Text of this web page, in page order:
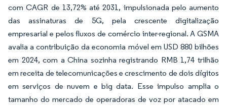
com CAGR de 13,72% até 2031, impulsionada pelo aumento
das assinaturas de 5G, pela crescente digitalização
empresarial e pelos fluxos de comércio inter-regional. A GSMA
avalia a contribuição da economia móvel em USD 880 bilhões
em 2024, com a China sozinha registrando RMB 1,74 trilhão
em receita de telecomunicações e crescimento de dois dígitos
em serviços de nuvem e big data. Esse impulso amplia o
tamanho do mercado de operadoras de voz por atacado em